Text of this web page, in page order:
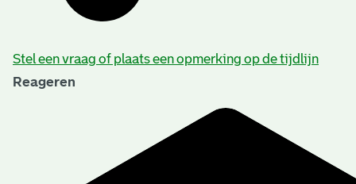
Stel een vraag of plaats een opmerking op de tijdlijn
Reageren